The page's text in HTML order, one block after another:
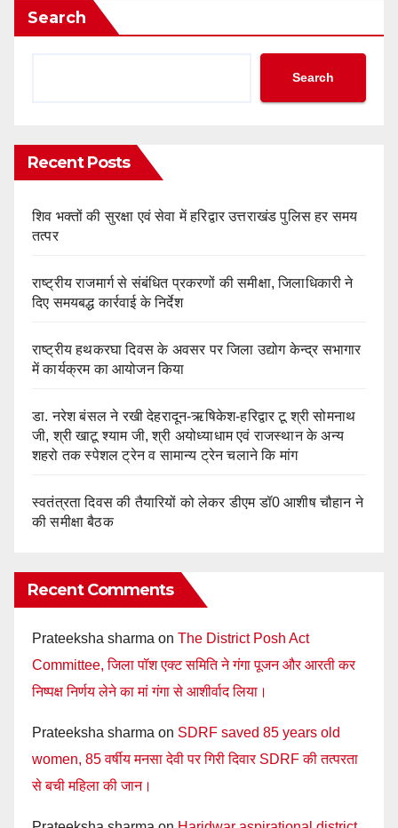
Search
Search
Recent Posts
शिव भक्तों की सुरक्षा एवं सेवा में हरिद्वार उत्तराखंड पुलिस हर समय
तत्पर
राष्ट्रीय राजमार्ग से संबंधित प्रकरणों की समीक्षा, जिलाधिकारी ने
दिए समयबद्ध कार्रवाई के निर्देश
राष्ट्रीय हथकरघा दिवस के अवसर पर जिला उद्योग केन्द्र सभागार
में कार्यक्रम का आयोजन किया
डा. नरेश बंसल ने रखी देहरादून-ऋषिकेश-हरिद्वार टू श्री सोमनाथ
जी, श्री खाटू श्याम जी, श्री अयोध्याधाम एवं राजस्थान के अन्य
शहरो तक स्पेशल ट्रेन व सामान्य ट्रेन चलाने कि मांग
स्वतंत्रता दिवस की तैयारियों को लेकर डीएम डॉ0 आशीष चौहान ने
की समीक्षा बैठक
Recent Comments
Prateeksha sharma on The District Posh Act
Committee, जिला पॉश एक्ट समिति ने गंगा पूजन और आरती कर
निष्पक्ष निर्णय लेने का मां गंगा से आशीर्वाद लिया।
Prateeksha sharma on SDRF saved 85 years old
women, 85 वर्षीय मनसा देवी पर गिरी दिवार SDRF की तत्परता
से बची महिला की जान।